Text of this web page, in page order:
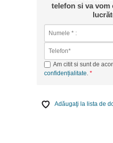
telefon si va vom
Am citit si sunt de
confidențialitate
Adăugaţi la lista de